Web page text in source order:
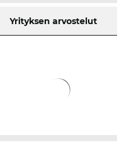
Yrityksen arvostelut